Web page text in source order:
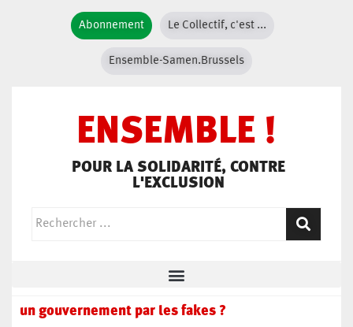
Abonnement Le Collectif, c'est ...
Ensemble-Samen.Brussels
ENSEMBLE !
POUR LA SOLIDARITÉ, CONTRE
L'EXCLUSION
un gouvernement par les fakes ?